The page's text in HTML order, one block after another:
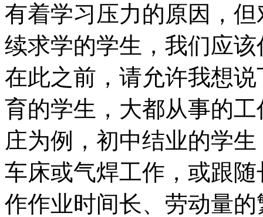
有着学习压力的原因，
续求学的学生，我们应
在此之前，请允许我想
育的学生，大都从事的
庄为例，初中结业的学
车床或气焊工作，或跟
作作业时间长、劳动量